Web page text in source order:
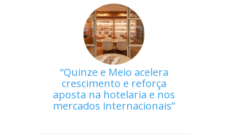
Quinze e Meio acelera
crescimento e reforça
aposta na hotelaria e nos
mercados internacionais